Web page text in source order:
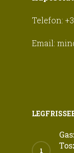
Telefon:
Email: